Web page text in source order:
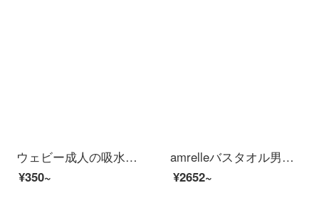
ウェビー成人の吸水バスタオルは純綿より全綿の吸水タオルの方がいいです。3つのセットは厚くて、柔らかくて、毛が落ちないようにします。
¥350~
amrelleバスタオル男女家庭用出口日本綿吸水速乾柔らかいタオル三点セットホテル灰色バスタオル1枚+タオル2枚
¥2652~